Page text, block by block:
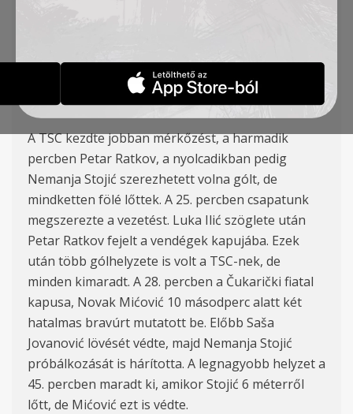
Csapatunk a Szuperliga 16. fordulójában hazai
pályán 1:1-es döntetlent játszott a Čukarički
együttesével.
A TSC kezdte jobban mérkőzést, a harmadik
percben Petar Ratkov, a nyolcadikban pedig
Nemanja Stojić szerezhetett volna gólt, de
mindketten fölé lőttek. A 25. percben csapatunk
megszerezte a vezetést. Luka Ilić szöglete után
Petar Ratkov fejelt a vendégek kapujába. Ezek
után több gólhelyzete is volt a TSC-nek, de
minden kimaradt. A 28. percben a Čukarički fiatal
kapusa, Novak Mićović 10 másodperc alatt két
hatalmas bravúrt mutatott be. Előbb Saša
Jovanović lövését védte, majd Nemanja Stojić
próbálkozását is hárította. A legnagyobb helyzet a
45. percben maradt ki, amikor Stojić 6 méterről
lőtt, de Mićović ezt is védte.